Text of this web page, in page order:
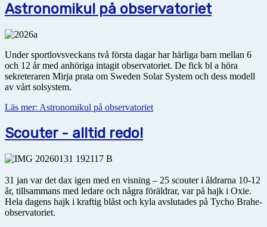
Astronomikul på observatoriet
Under sportlovsveckans två första dagar har härliga barn mellan 6
och 12 år med anhöriga intagit obser­vatoriet. De fick bl a höra
sekreteraren Mirja prata om Sweden Solar System och dess modell
av vårt solsystem.
Läs mer: Astronomikul på observatoriet
Scouter - alltid redo!
31 jan var det dax igen med en visning – 25 scouter i åldrarna 10-12
år, tillsammans med ledare och några föräldrar, var på hajk i Oxie.
Hela dagens hajk i kraftig blåst och kyla avslutades på Tycho Brahe-
observatoriet.